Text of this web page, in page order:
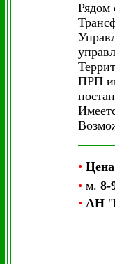
Рядом
ПРП
• Цена
• м. 8-
• АН "